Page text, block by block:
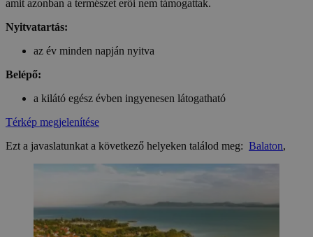
amit azonban a természet erői nem támogattak.
Nyitvatartás:
az év minden napján nyitva
Belépő:
a kilátó egész évben ingyenesen látogatható
Térkép megjelenítése
Ezt a javaslatunkat a következő helyeken találod meg: Balaton,